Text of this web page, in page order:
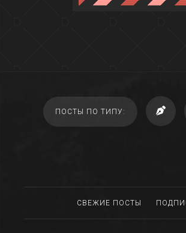
ПОСТЫ ПО ТИПУ:
СВЕЖИЕ ПОСТЫ